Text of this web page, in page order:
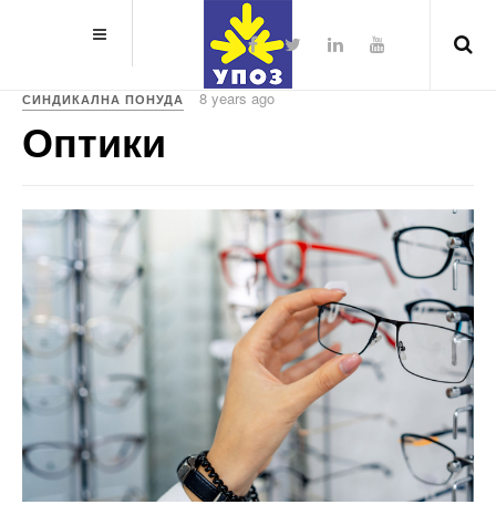
СИНДИКАЛНА ПОНУДА 8 years ago
Оптики